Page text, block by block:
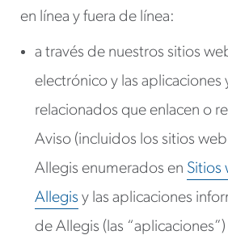
en línea y fuera de línea:
a través de nuestros sitios
electrónico y las aplicaciones
relacionados que enlacen o
Aviso (incluidos los sitios
Allegis enumerados en Sitios
Allegis y las aplicaciones
de Allegis (las